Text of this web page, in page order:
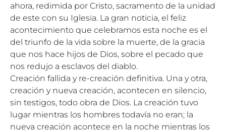
ahora, redimida por Cristo, sacramento de la unidad
de este con su Iglesia. La gran noticia, el feliz
acontecimiento que celebramos esta noche es el
del triunfo de la vida sobre la muerte, de la gracia
que nos hace hijos de Dios, sobre el pecado que
nos redujo a esclavos del diablo.
Creación fallida y re-creación definitiva. Una y otra,
creación y nueva creación, acontecen en silencio,
sin testigos, todo obra de Dios. La creación tuvo
lugar mientras los hombres todavía no eran; la
nueva creación acontece en la noche mientras los